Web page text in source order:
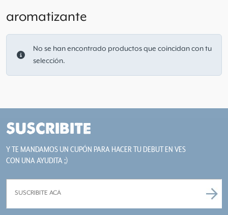
aromatizante
No se han encontrado productos que coincidan con tu
selección.
SUSCRIBITE
Y TE MANDAMOS UN CUPÓN PARA HACER TU DEBUT EN VES
CON UNA AYUDITA ;)